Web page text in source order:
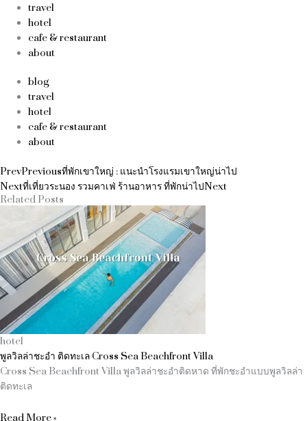
travel
hotel
cafe & restaurant
about
blog
travel
hotel
cafe & restaurant
about
PrevPreviousที่พักเขาใหญ่ : แนะนำโรงแรมเขาใหญ่น่าไป
Nextที่เที่ยวระนอง รวมคาเฟ่ ร้านอาหาร ที่พักน่าไปNext
Related Posts
hotel
พูลวิลล่าชะอำ ติดทะเล Cross Sea Beachfront Villa
Cross Sea Beachfront Villa พูลวิลล่าชะอำติดหาด ที่พักชะอำแบบพูลวิลล่า
ติดทะเล
Read More »